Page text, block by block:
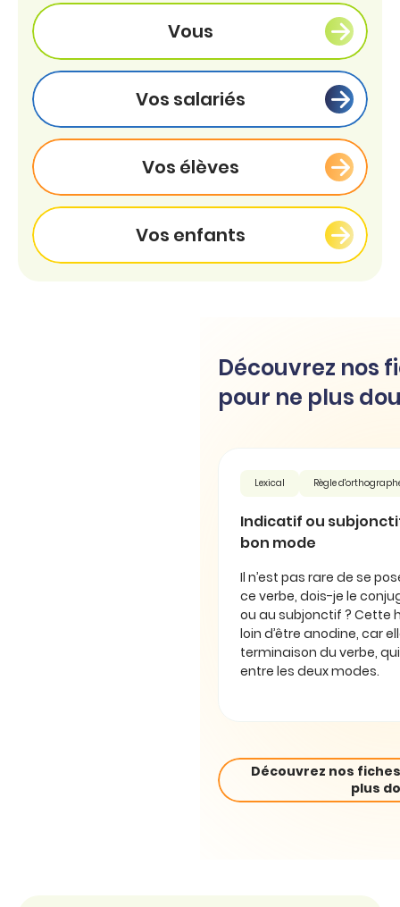
Vous
Vos salariés
Vos élèves
Vos enfants
Découvrez nos
pour ne plus
Lexical Règle
Indicatif ou
bon mode
Il n’est pas rare de se
ce verbe, dois-je le
ou au subjonctif ? Cette
loin d’être anodine, car
terminaison du verbe,
entre les deux modes.
Découvrez nos
plus